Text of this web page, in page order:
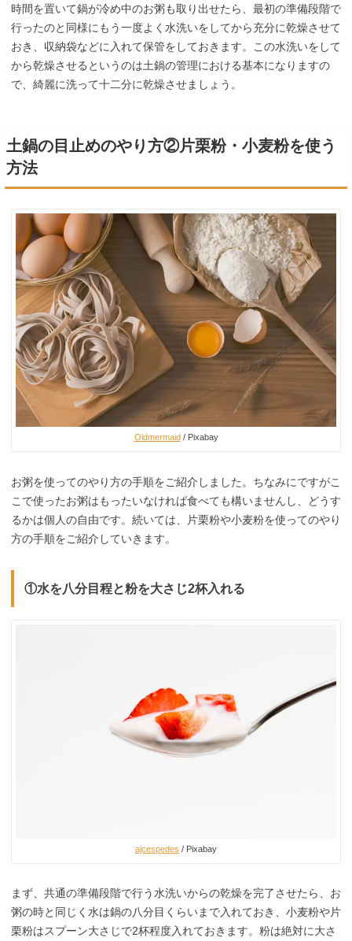
時間を置いて鍋が冷め中のお粥も取り出せたら、最初の準備段階で
行ったのと同様にもう一度よく水洗いをしてから充分に乾燥させて
おき、収納袋などに入れて保管をしておきます。この水洗いをして
から乾燥させるというのは土鍋の管理における基本になりますの
で、綺麗に洗って十二分に乾燥させましょう。
土鍋の目止めのやり方②片栗粉・小麦粉を使う
方法
Oldmermaid / Pixabay
お粥を使ってのやり方の手順をご紹介しました。ちなみにですがこ
こで使ったお粥はもったいなければ食べても構いませんし、どうす
るかは個人の自由です。続いては、片栗粉や小麦粉を使ってのやり
方の手順をご紹介していきます。
①水を八分目程と粉を大さじ2杯入れる
ajcespedes / Pixabay
まず、共通の準備段階で行う水洗いからの乾燥を完了させたら、お
粥の時と同じく水は鍋の八分目くらいまで入れておき、小麦粉や片
栗粉はスプーン大さじで2杯程度入れておきます。粉は絶対に大さ